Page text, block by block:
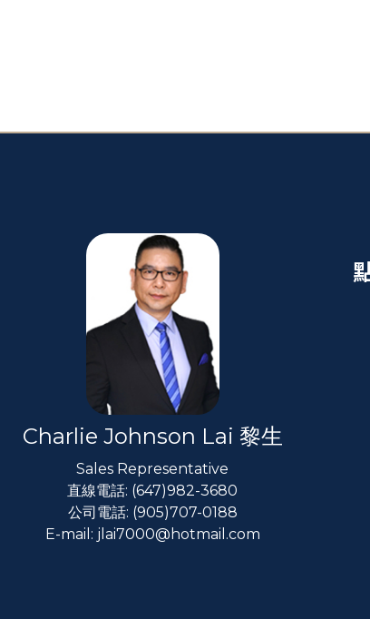
Charlie Johnson Lai 黎生
Sales Representative
直線電話: (647)982-3680
公司電話: (905)707-0188
E-mail: jlai7000@hotmail.com